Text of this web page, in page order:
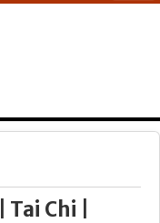
CHINESAS
Chi |